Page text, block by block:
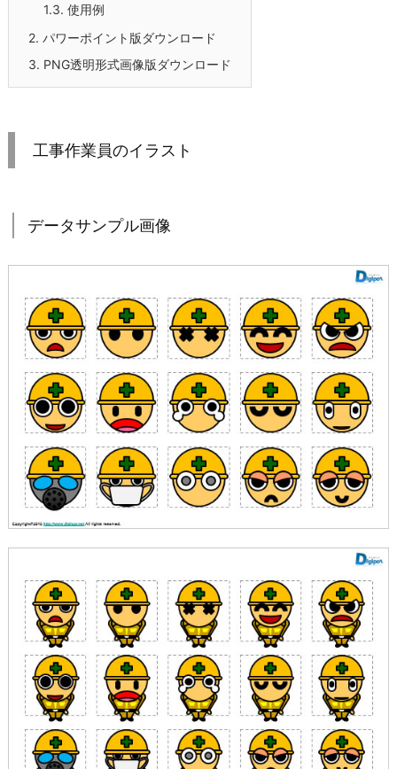
1.3. 使用例
2. パワーポイント版ダウンロード
3. PNG透明形式画像版ダウンロード
工事作業員のイラスト
データサンプル画像